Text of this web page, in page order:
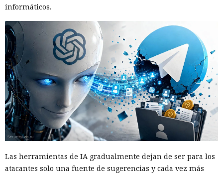
informáticos.
Las herramientas de IA gradualmente dejan de ser para los
atacantes solo una fuente de sugerencias y cada vez más